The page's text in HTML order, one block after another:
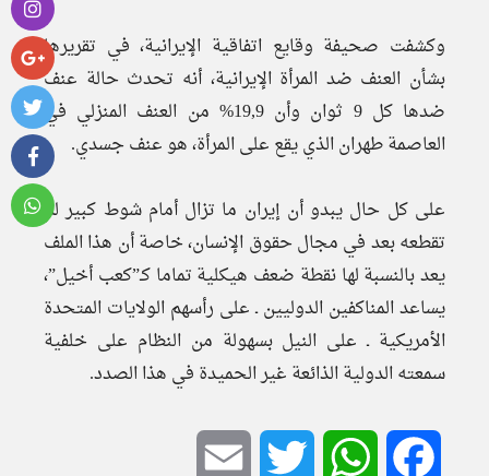
وكشفت صحيفة وقايع اتفاقية الإيرانية، في تقريرها
بشأن العنف ضد المرأة الإيرانية، أنه تحدث حالة عنف
ضدها كل 9 ثوان وأن 19,9% من العنف المنزلي في
العاصمة طهران الذي يقع على المرأة، هو عنف جسدي.
على كل حال يبدو أن إيران ما تزال أمام شوط كبير لم
تقطعه بعد في مجال حقوق الإنسان، خاصة أن هذا الملف
يعد بالنسبة لها نقطة ضعف هيكلية تماما كـ”كعب أخيل”،
يساعد المناكفين الدوليين ـ على رأسهم الولايات المتحدة
الأمريكية ـ على النيل بسهولة من النظام على خلفية
سمعته الدولية الذائعة غير الحميدة في هذا الصدد.
Facebook
WhatsApp
Twitter